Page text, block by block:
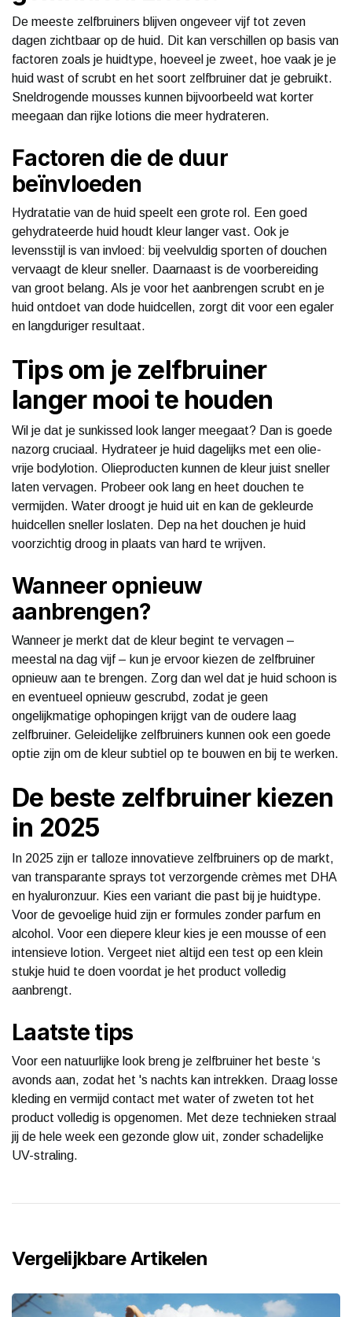
De meeste zelfbruiners blijven ongeveer vijf tot zeven
dagen zichtbaar op de huid. Dit kan verschillen op basis van
factoren zoals je huidtype, hoeveel je zweet, hoe vaak je je
huid wast of scrubt en het soort zelfbruiner dat je gebruikt.
Sneldrogende mousses kunnen bijvoorbeeld wat korter
meegaan dan rijke lotions die meer hydrateren.
Factoren die de duur
beïnvloeden
Hydratatie van de huid speelt een grote rol. Een goed
gehydrateerde huid houdt kleur langer vast. Ook je
levensstijl is van invloed: bij veelvuldig sporten of douchen
vervaagt de kleur sneller. Daarnaast is de voorbereiding
van groot belang. Als je voor het aanbrengen scrubt en je
huid ontdoet van dode huidcellen, zorgt dit voor een egaler
en langduriger resultaat.
Tips om je zelfbruiner
langer mooi te houden
Wil je dat je sunkissed look langer meegaat? Dan is goede
nazorg cruciaal. Hydrateer je huid dagelijks met een olie-
vrije bodylotion. Olieproducten kunnen de kleur juist sneller
laten vervagen. Probeer ook lang en heet douchen te
vermijden. Water droogt je huid uit en kan de gekleurde
huidcellen sneller loslaten. Dep na het douchen je huid
voorzichtig droog in plaats van hard te wrijven.
Wanneer opnieuw
aanbrengen?
Wanneer je merkt dat de kleur begint te vervagen –
meestal na dag vijf – kun je ervoor kiezen de zelfbruiner
opnieuw aan te brengen. Zorg dan wel dat je huid schoon is
en eventueel opnieuw gescrubd, zodat je geen
ongelijkmatige ophopingen krijgt van de oudere laag
zelfbruiner. Geleidelijke zelfbruiners kunnen ook een goede
optie zijn om de kleur subtiel op te bouwen en bij te werken.
De beste zelfbruiner kiezen
in 2025
In 2025 zijn er talloze innovatieve zelfbruiners op de markt,
van transparante sprays tot verzorgende crèmes met DHA
en hyaluronzuur. Kies een variant die past bij je huidtype.
Voor de gevoelige huid zijn er formules zonder parfum en
alcohol. Voor een diepere kleur kies je een mousse of een
intensieve lotion. Vergeet niet altijd een test op een klein
stukje huid te doen voordat je het product volledig
aanbrengt.
Laatste tips
Voor een natuurlijke look breng je zelfbruiner het beste ‘s
avonds aan, zodat het 's nachts kan intrekken. Draag losse
kleding en vermijd contact met water of zweten tot het
product volledig is opgenomen. Met deze technieken straal
jij de hele week een gezonde glow uit, zonder schadelijke
UV-straling.
Vergelijkbare Artikelen